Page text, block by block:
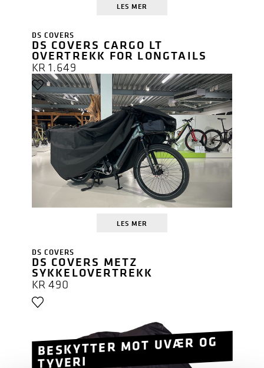
LES MER
DS COVERS
DS COVERS CARGO LT
OVERTREKK FOR LONGTAILS
KR 1.649
LES MER
BESKYTTER MOT UVÆR OG
TYVERI
DS COVERS
DS COVERS METZ
SYKKELOVERTREKK
KR490